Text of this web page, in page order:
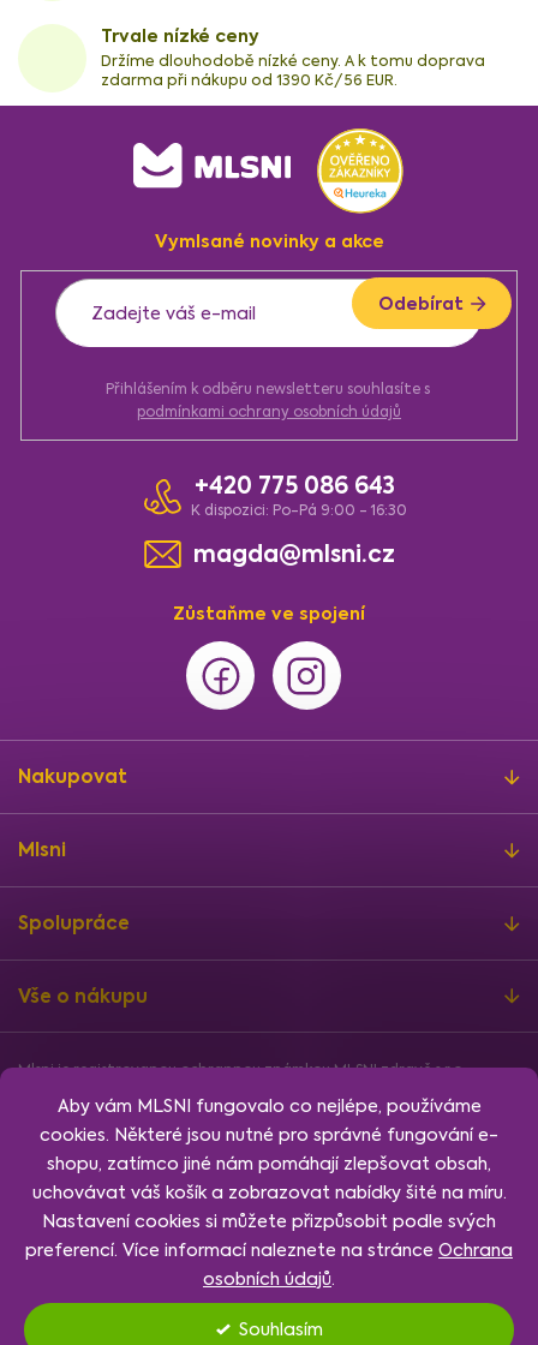
Aby vám MLSNI fungovalo co nejlépe, používáme
cookies. Některé jsou nutné pro správné fungování e-
shopu, zatímco jiné nám pomáhají zlepšovat obsah,
uchovávat váš košík a zobrazovat nabídky šité na míru.
Nastavení cookies si můžete přizpůsobit podle svých
preferencí. Více informací naleznete na stránce Ochrana
osobních údajů.
Souhlasím
Trvale nízké ceny
Držíme dlouhodobě nízké ceny. A k tomu doprava
zdarma při nákupu od 1390 Kč/56 EUR.
Vymlsané novinky a akce
Přihlášením k odběru newsletteru souhlasíte s
podmínkami ochrany osobních údajů
Odebírat
Zůstaňme ve spojení
+420 775 086 643
K dispozici: Po-Pá 9:00 - 16:30
magda@mlsni.cz
Nakupovat
Mlsni
Spolupráce
Vše o nákupu
Mlsni je registrovanou ochrannou známkou MLSNI zdravě s.r.o.
Shoptet , design , nakódovalJan Klubus
Nastavení cookies.